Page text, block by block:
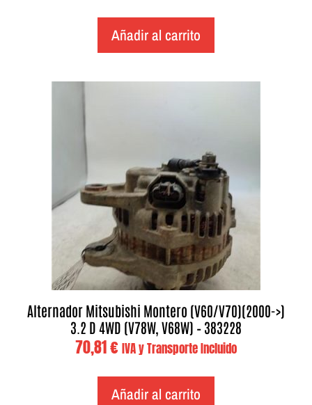
Añadir al carrito
Alternador Mitsubishi Montero (V60/V70)(2000->)
3.2 D 4WD (V78W, V68W) – 383228
70,81€ IVA y Transporte Incluido
Añadir al carrito